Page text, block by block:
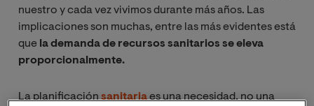
nuestro y cada vez vivimos durante más años. Las
implicaciones son muchas, entre las más evidentes está
que la demanda de recursos sanitarios se eleva
proporcionalmente.
La planificación sanitariaes una necesidad, no una